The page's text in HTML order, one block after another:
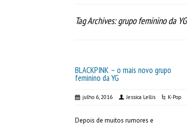
Tag Archives: grupo feminino da YG
BLACKPINK – o mais novo grupo
feminino da YG
julho 6, 2016 Jessica Lellis K-Pop
Depois de muitos rumores e